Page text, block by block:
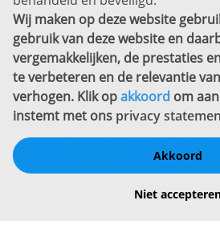
Bekijk ook eens
Wij maken op deze website
gebruik van deze website en
vergemakkelijken, de prestaties
te verbeteren en de relevantie
verhogen. Klik opakkoord om
instemt met ons privacy
Akkoord
Niet